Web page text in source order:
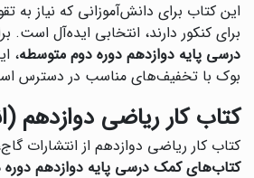
این کتاب برای دانش‌آموزانی که نیاز به
برای کنکور دارند، انتخابی ایده‌آل است.
درسی پایه دوازدهم دوره دوم متوسطه،
بوک با تخفیف‌های مناسب در دسترس
کتاب کار ریاضی دوازدهم
کتاب کار ریاضی دوازدهم از انتشارات
کتاب‌های کمک درسی پایه دوازدهم